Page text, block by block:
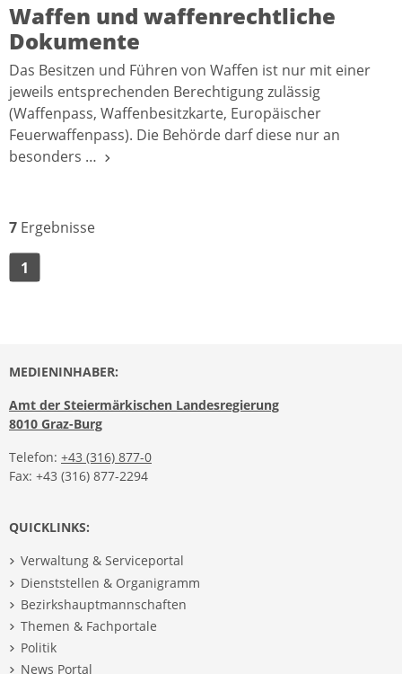
Waffen und waffenrechtliche
Dokumente
Das Besitzen und Führen von Waffen ist nur mit einer
jeweils entsprechenden Berechtigung zulässig
(Waffenpass, Waffenbesitzkarte, Europäischer
Feuerwaffenpass). Die Behörde darf diese nur an
besonders …
7 Ergebnisse
1
MEDIENINHABER:
Amt der Steiermärkischen Landesregierung
8010 Graz-Burg
Telefon: +43 (316) 877-0
Fax: +43 (316) 877-2294
QUICKLINKS:
Verwaltung & Serviceportal
Dienststellen & Organigramm
Bezirkshauptmannschaften
Themen & Fachportale
Politik
News Portal